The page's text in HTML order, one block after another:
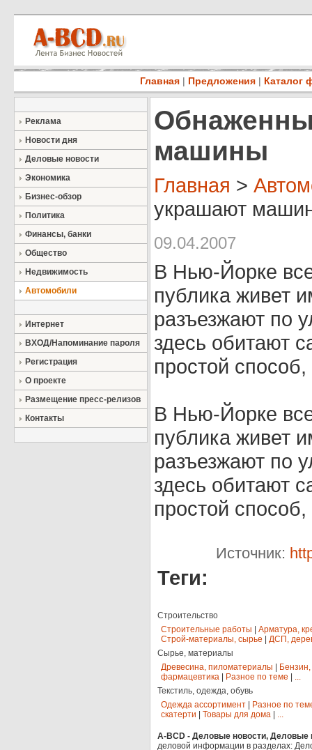
Главная | Предложения | Каталог
Реклама
Новости дня
Деловые новости
Экономика
Бизнес-обзор
Политика
Финансы, банки
Общество
Недвижимость
Автомобили
Интернет
ВХОД/Напоминание пароля
Регистрация
О проекте
Размещение пресс-релизов
Контакты
машины
Главная >
украшают
09.04.2007
В Нью-Йорке
публика живет
разъезжают по
здесь обитают
простой
В Нью-Йорке
публика живет
разъезжают по
здесь обитают
простой
Источник:
Теги:
Строительство
Строительные работы
Арматура,
Строй-материалы, сырье
ДСП,
Сырье, материалы
Древесина, пиломатериалы
фармацевтика
Разное по теме
...
Текстиль, одежда, обувь
Одежда ассортимент
Разное по
скатерти
Товары для дома ...
A-BCD - Деловые новости, Деловые
деловой информации в разделах: